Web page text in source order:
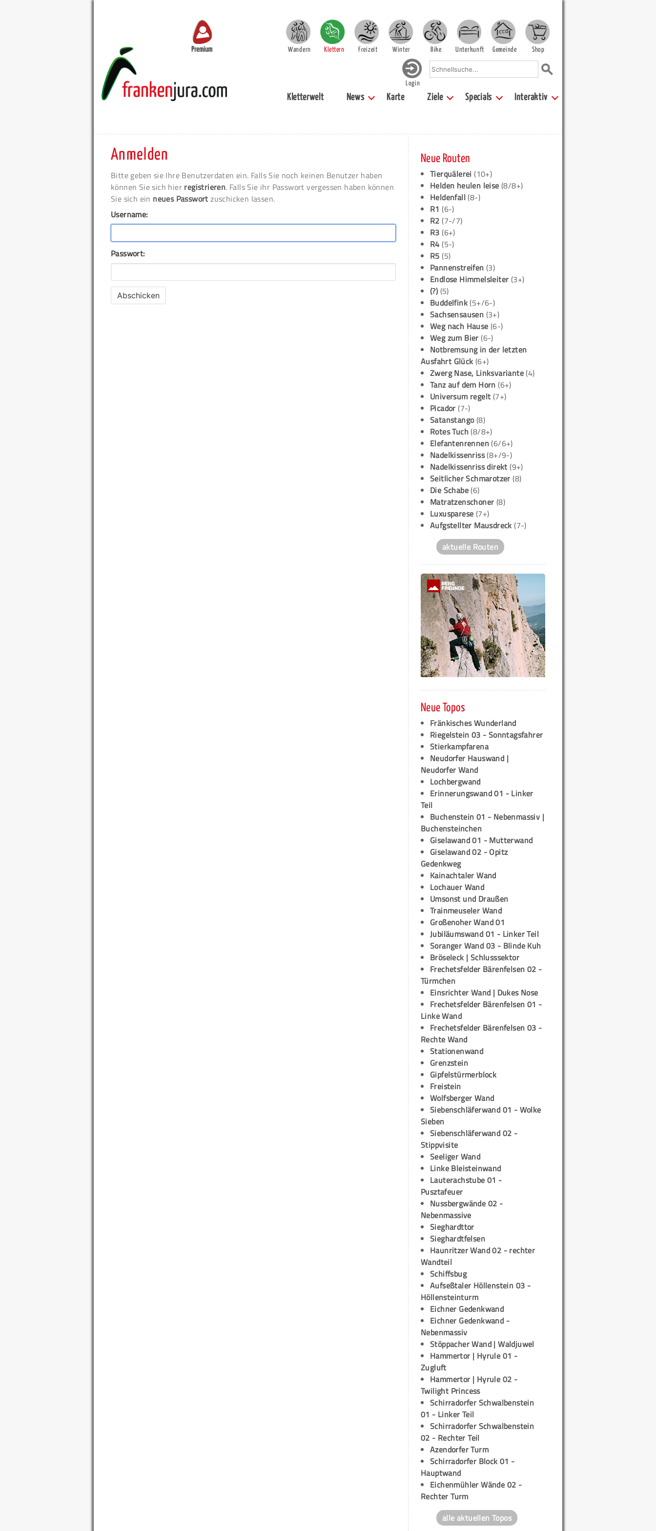
Premium Wandern Klettern Freizeit Winter Bike Unterkunft Gemeinde Shop
Login
Kletterwelt News Karte Ziele Specials Interaktiv
Anmelden
Bitte geben sie Ihre Benutzerdaten ein. Falls Sie noch keinen Benutzer haben
können Sie sich hier registrieren. Falls Sie ihr Passwort vergessen haben können
Sie sich ein neues Passwort zuschicken lassen.
Username:
Passwort:
Neue Routen
Tierquälerei (10+)
Helden heulen leise(8/8+)
Heldenfall(8-)
R1 (6-)
R2 (7-/7)
R3 (6+)
R4 (5-)
R5 (5)
Pannenstreifen (3)
Endlose Himmelsleiter (3+)
(?) (5)
Buddelfink(5+/6-)
Sachsensausen (3+)
Weg nach Hause (6-)
Weg zum Bier (6-)
Notbremsung in der letzten
Ausfahrt Glück (6+)
Zwerg Nase, Linksvariante(4)
Tanz auf dem Horn (6+)
Universum regelt (7+)
Picador (7-)
Satanstango(8)
Rotes Tuch(8/8+)
Elefantenrennen(6/6+)
Nadelkissenriss(8+/9-)
Nadelkissenriss direkt (9+)
Seitlicher Schmarotzer (8)
Die Schabe(6)
Matratzenschoner (8)
Luxusparese (7+)
Aufgstellter Mausdreck (7-)
aktuelle Routen
Neue Topos
Fränkisches Wunderland
Riegelstein 03 - Sonntagsfahrer
Stierkampfarena
Neudorfer Hauswand |
Neudorfer Wand
Lochbergwand
Erinnerungswand 01 - Linker
Teil
Buchenstein 01 - Nebenmassiv |
Buchensteinchen
Giselawand 01 - Mutterwand
Giselawand 02 - Opitz
Gedenkweg
Kainachtaler Wand
Lochauer Wand
Umsonst und Draußen
Trainmeuseler Wand
Großenoher Wand 01
Jubiläumswand 01 - Linker Teil
Soranger Wand 03 - Blinde Kuh
Bröseleck | Schlusssektor
Frechetsfelder Bärenfelsen 02 -
Türmchen
Einsrichter Wand | Dukes Nose
Frechetsfelder Bärenfelsen 01 -
Linke Wand
Frechetsfelder Bärenfelsen 03 -
Rechte Wand
Stationenwand
Grenzstein
Gipfelstürmerblock
Freistein
Wolfsberger Wand
Siebenschläferwand 01 - Wolke
Sieben
Siebenschläferwand 02 -
Stippvisite
Seeliger Wand
Linke Bleisteinwand
Lauterachstube 01 -
Pusztafeuer
Nussbergwände 02 -
Nebenmassive
Sieghardttor
Sieghardtfelsen
Haunritzer Wand 02 - rechter
Wandteil
Schiffsbug
Aufseßtaler Höllenstein 03 -
Höllensteinturm
Eichner Gedenkwand
Eichner Gedenkwand -
Nebenmassiv
Stöppacher Wand | Waldjuwel
Hammertor | Hyrule 01 -
Zugluft
Hammertor | Hyrule 02 -
Twilight Princess
Schirradorfer Schwalbenstein
01 - Linker Teil
Schirradorfer Schwalbenstein
02 - Rechter Teil
Azendorfer Turm
Schirradorfer Block 01 -
Hauptwand
Eichenmühler Wände 02 -
Rechter Turm
alle aktuellen Topos